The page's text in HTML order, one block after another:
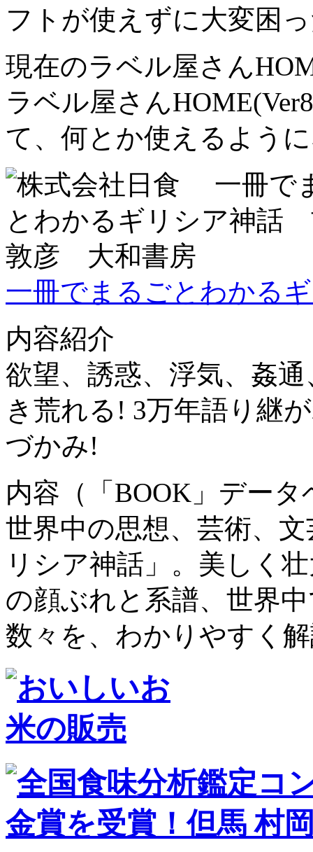
フトが使えずに大変困
現在のラベル屋さん
ラベル屋さん
て、何とか使えるよう
一冊でまるごとわかる
内容紹介
欲望、誘惑、浮気、姦
き荒れる! 3万年語り継
づかみ!
内容（「BOOK」デー
世界中の思想、芸術、
リシア神話」。美しく
の顔ぶれと系譜、世界
数々を、わかりやすく